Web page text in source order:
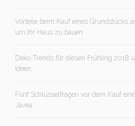
Vorteile beim Kauf eines Grundstücks
um Ihr Haus zu bauen
Deko-Trends für diesen Frühling 2018
Ideen
Fünf Schlüsselfragen vor dem Kauf
Jávea